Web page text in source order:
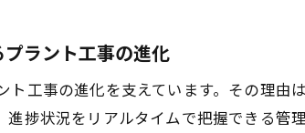
ラント工事の進化
ト工事の進化を支えています。その理
進捗状況をリアルタイムで把握できる